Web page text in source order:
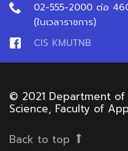
02-555-2000 ต่อ
(ในเวลาราชการ)
CIS KMUTNB
© 2021 Department
Science, Faculty of
Back to top